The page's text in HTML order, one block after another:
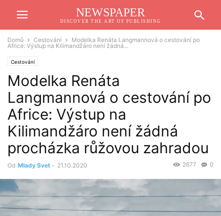
NEWSPAPER
DISCOVER THE ART OF PUBLISHING
Domů Cestování
Modelka Renáta Langmannová o cestování po
Africe: Výstup na Kilimandžáro není žádná...
Cestování
Modelka Renáta
Langmannová o cestování po
Africe: Výstup na
Kilimandžáro není žádná
procházka růžovou zahradou
Od Mlady Svet - 21.10.2020 0
2677